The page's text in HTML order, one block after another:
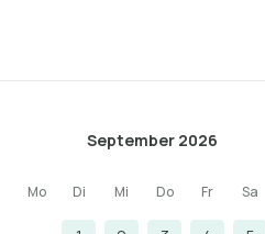
September 2026
Mo Di Mi Do Fr Sa